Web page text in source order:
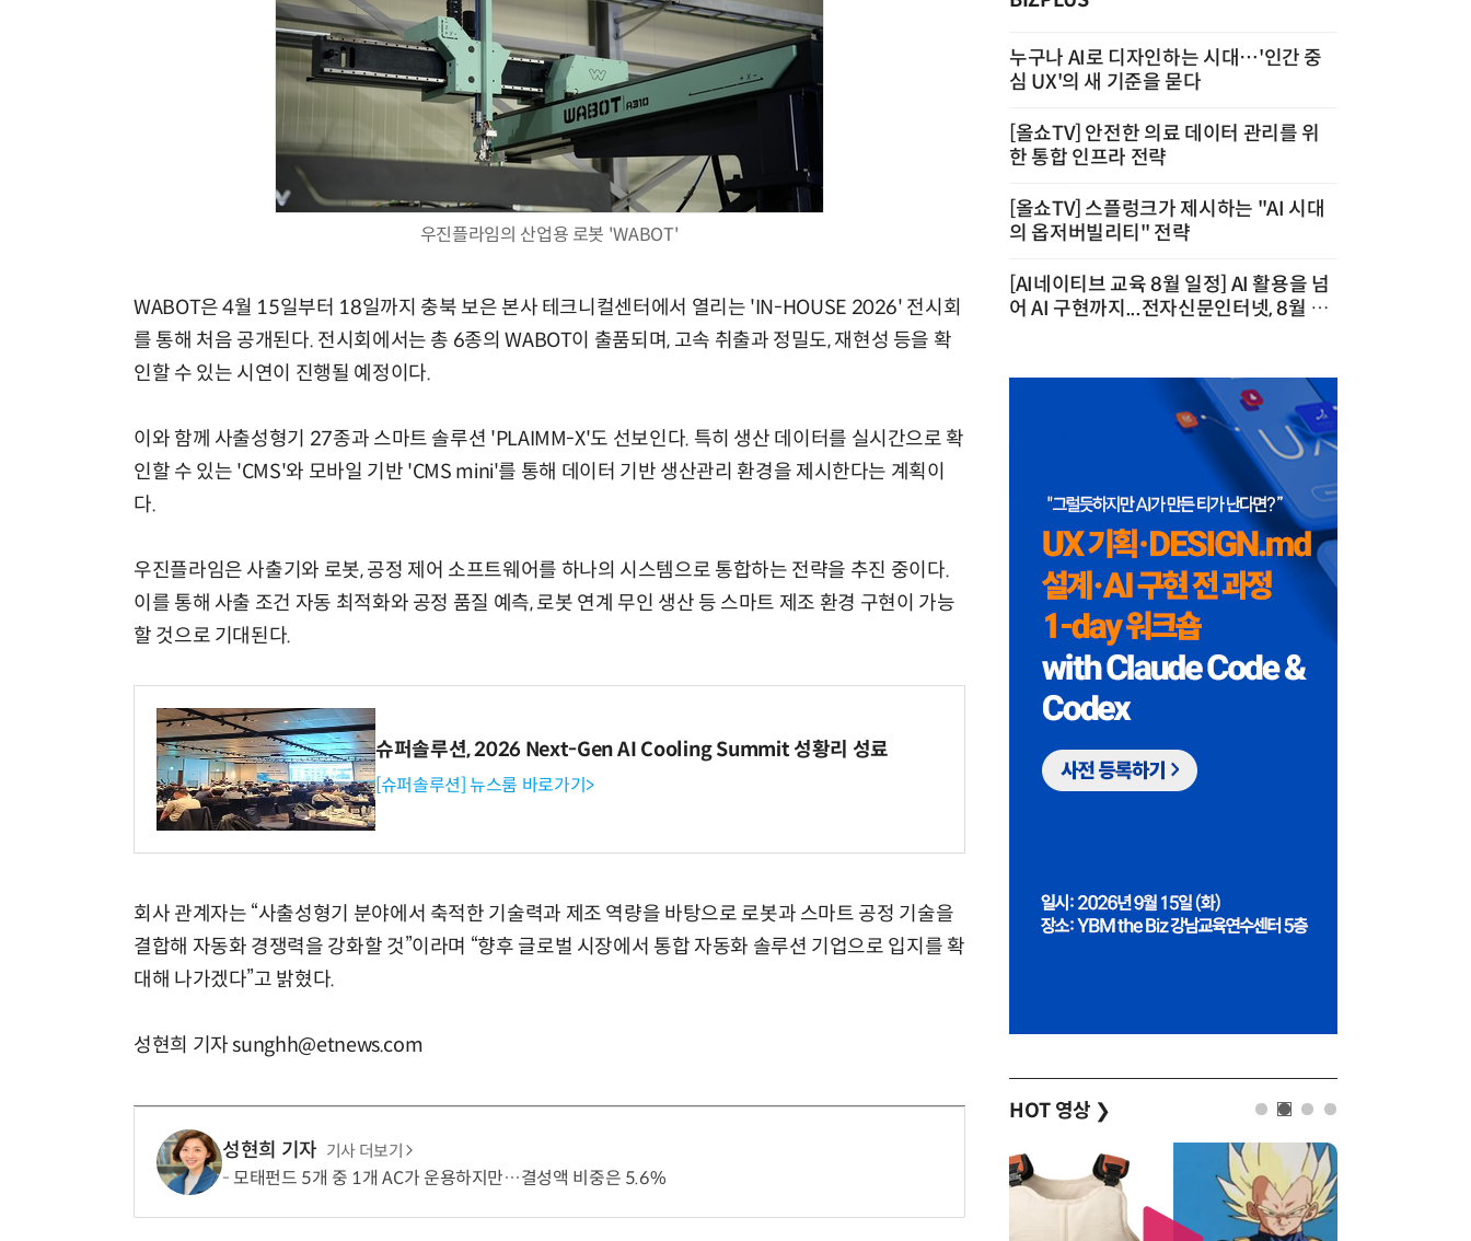
우진플라임의 산업용 로봇 'WABOT'
WABOT은 4월 15일부터 18일까지 충북 보은 본사 테크니컬센터에서 열리는 'IN-HOUSE 2026' 전시회
를 통해 처음 공개된다. 전시회에서는 총 6종의 WABOT이 출품되며, 고속 취출과 정밀도, 재현성 등을 확
인할 수 있는 시연이 진행될 예정이다.
이와 함께 사출성형기 27종과 스마트 솔루션 'PLAIMM-X'도 선보인다. 특히 생산 데이터를 실시간으로 확
인할 수 있는 'CMS'와 모바일 기반 'CMS mini'를 통해 데이터 기반 생산관리 환경을 제시한다는 계획이
다.
우진플라임은 사출기와 로봇, 공정 제어 소프트웨어를 하나의 시스템으로 통합하는 전략을 추진 중이다.
이를 통해 사출 조건 자동 최적화와 공정 품질 예측, 로봇 연계 무인 생산 등 스마트 제조 환경 구현이 가능
할 것으로 기대된다.
슈퍼솔루션, 2026 Next-Gen AI Cooling Summit 성황리 성료
[슈퍼솔루션] 뉴스룸 바로가기>
회사 관계자는 “사출성형기 분야에서 축적한 기술력과 제조 역량을 바탕으로 로봇과 스마트 공정 기술을
결합해 자동화 경쟁력을 강화할 것”이라며 “향후 글로벌 시장에서 통합 자동화 솔루션 기업으로 입지를 확
대해 나가겠다”고 밝혔다.
성현희 기자 sunghh@etnews.com
성현희 기자 기사 더보기
모태펀드 5개 중 1개 AC가 운용하지만…결성액 비중은 5.6%
누구나 AI로 디자인하는 시대…'인간 중
심 UX'의 새 기준을 묻다
[올쇼TV] 안전한 의료 데이터 관리를 위
한 통합 인프라 전략
[올쇼TV] 스플렁크가 제시하는 "AI 시대
의 옵저버빌리티" 전략
[AI네이티브 교육 8월 일정] AI 활용을 넘
어 AI 구현까지...전자신문인터넷, 8월 실
HOT 영상 ❯